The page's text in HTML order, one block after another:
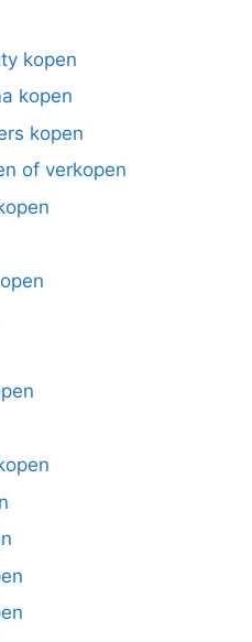
kopen
kopen
kopen
of verkopen